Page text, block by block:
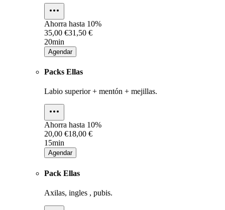
Ahorra hasta 10%
35,00 €31,50 €
20min
Agendar
Packs Ellas
Labio superior + mentón + mejillas.
Ahorra hasta 10%
20,00 €18,00 €
15min
Agendar
Pack Ellas
Axilas, ingles , pubis.